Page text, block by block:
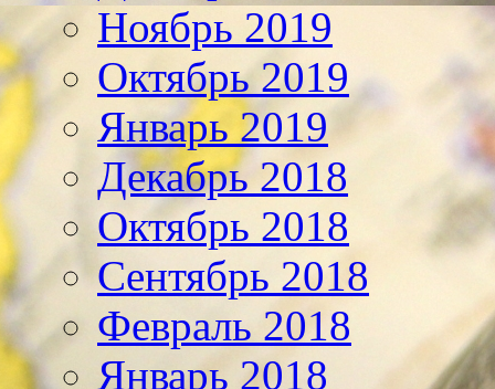
Ноябрь 2019
Октябрь 2019
Январь 2019
Декабрь 2018
Октябрь 2018
Сентябрь 2018
Февраль 2018
Январь 2018